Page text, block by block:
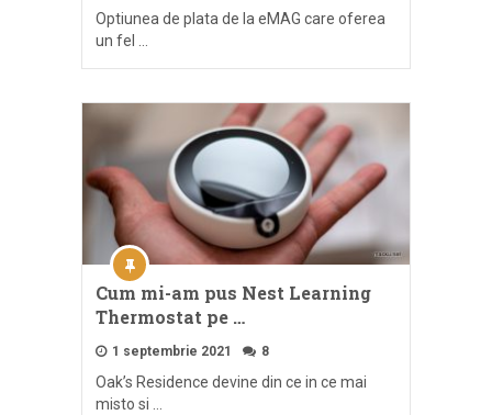
Optiunea de plata de la eMAG care oferea
un fel …
Cum mi-am pus Nest Learning
Thermostat pe …
1 septembrie 2021 8
Oak’s Residence devine din ce in ce mai
misto si …